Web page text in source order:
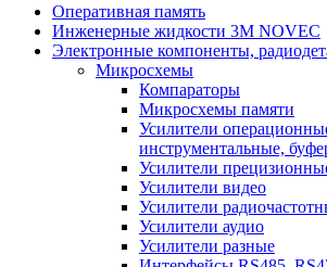
Оперативная память
Инженерные жидкости 3M NOVEC
Электронные компоненты,
Микросхемы
Компараторы
Микросхемы памяти
Усилители
инструментальные,
Усилители
Усилители видео
Усилители
Усилители аудио
Усилители разные